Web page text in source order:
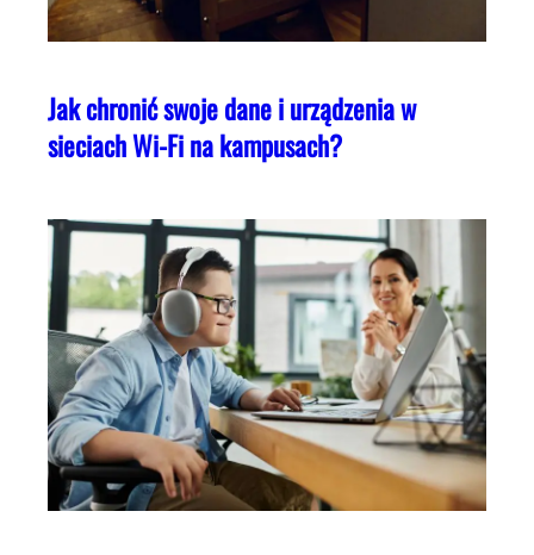
Jak chronić swoje dane i urządzenia w
sieciach Wi-Fi na kampusach?